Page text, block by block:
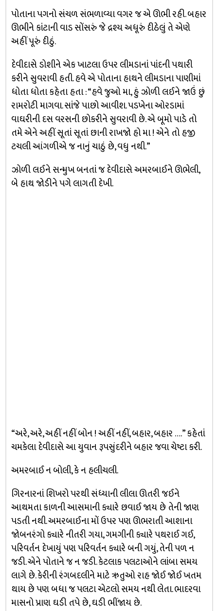
પોતાના પગનો સંચળ સંભળાવ્યા વગર જ એ ઊભી રહી. બહાર
ઊભીને કાંટાની વાડ સોંસરું જે દ્રશ્ય અધૂરું દીઠેલું તે એણે
અહીં પૂરું દીઠું.
દેવીદાસે ડોશીને એક ખાટલા ઉપર લીમડાનાં પાંદની પથારી
કરીને સુવરાવી હતી. હવે એ પોતાના હાથને લીમડાના પાણીમાં
ધોતા ધોતા કહેતા હતા : “હવે જુઓ મા, હું ઝોળી લઈને જાઉં છું
રામરોટી માગવા. સાંજે પાછો આવીશ. પડખેના ઓરડામાં
વાઘરીની દસ વરસની છોકરીને સુવરાવી છે. એ બૂમો પાડે તો
તમે એને અહીં સૂતાં સૂતાં છાની રાખજો હો મા ! એને તો હજી
ટચલી આંગળીએ જ નાનું ચાઠું છે, વધુ નથી.”
ઝોળી લઈને સન્મુખ બનતાં જ દેવીદાસે અમરબાઈને ઊભેલી,
બે હાથ જોડીને પગે લાગતી દેખી.
“અરે, અરે, અહીં નહીં બોન ! અહીં નહીં, બહાર, બહાર ….” કહેતાં
ચમકેલા દેવીદાસે આ યુવાન રૂપસુંદરીને બહાર જવા ચેષ્ટા કરી.
અમરબાઈ ન બોલી, કે ન હલીચલી.
ગિરનારનાં શિખરો પરથી સંધ્યાની લીલા ઊતરી જઈને
આથમતા કાળની આસમાની ક્યારે છવાઈ જાય છે તેની જાણ
પડતી નથી. અમરબાઈના મોં ઉપર પણ ઊભરાતી આશાના
જોબનરંગો ક્યારે નીતરી ગયા, ગમગીની ક્યારે પથરાઈ ગઈ,
પરિવર્તન દેખાયું પણ પરિવર્તન ક્યારે બની ગયું, તેની પળ ન
જડી. એને પોતાને જ ન જડી. કેટલાક પલટાઓને લાંબા સમય
લાગે છે. કેરીની રંગબદલીને માટે ઋતુઓ રાહ જોઈ જોઈ ખતમ
થાય છે પણ બધા જ પલટા એટલો સમય નથી લેતા. ભાદરવા
માસનો પ્રાણ ઘડી તપે છે, ઘડી ભીંજાય છે.